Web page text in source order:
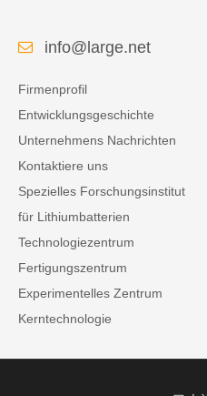
info@large.net
Firmenprofil
Entwicklungsgeschichte
Unternehmens Nachrichten
Kontaktiere uns
Spezielles Forschungsinstitut
für Lithiumbatterien
Technologiezentrum
Fertigungszentrum
Experimentelles Zentrum
Kerntechnologie